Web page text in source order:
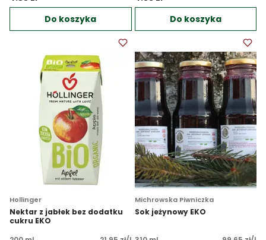
Do koszyka Do koszyka
Hollinger
Nektar z jabłek bez dodatku
cukru EKO
Michrowska Piwniczka
Sok jeżynowy EKO